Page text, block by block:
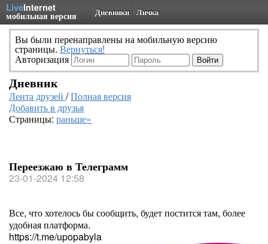
LiveInternet
мобильная версия Дневники Личка
Вы были перенаправлены на мобильную версию
страницы. Вернуться!
Авторизация
Дневник
Лента друзей /Полная версия
Добавить в друзья
Страницы: раньше»
Переезжаю в Телеграмм
23-01-2024 12:58
Все, что хотелось бы сообщить, будет постится там, более
удобная платформа.
https://t.me/upopabyla